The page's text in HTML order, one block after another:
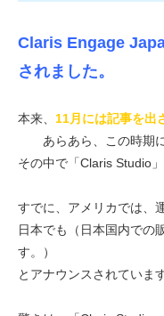
Claris Engage
されました。
本来、 11月には記事を出
あらあら、この時期に
その中で「Claris Studio
すでに、アメリカでは、
日本でも（日本国内での
す。）
とアナウンスされています